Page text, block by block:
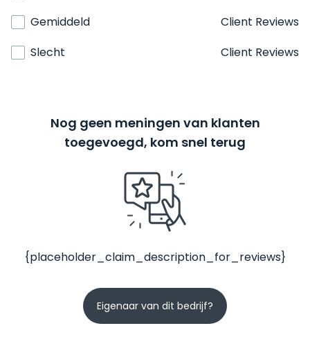
Gemiddeld
Client Reviews
Slecht
Client Reviews
Nog geen meningen van klanten
toegevoegd, kom snel terug
{placeholder_claim_description_for_reviews}
Eigenaar van dit bedrijf?